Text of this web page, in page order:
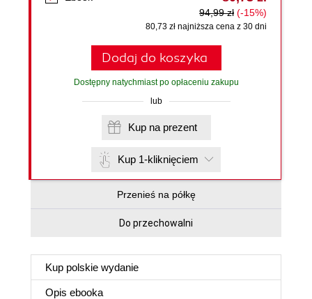
94,99 zł (-15%)
80,73 zł najniższa cena z 30 dni
Dodaj do koszyka
Dostępny natychmiast po opłaceniu zakupu
lub
Kup na prezent
Kup 1-kliknięciem
Przenieś na półkę
Do przechowalni
Kup polskie wydanie
Opis ebooka